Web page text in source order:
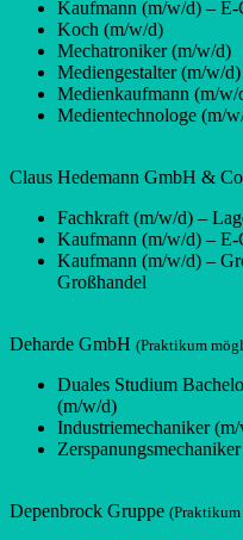
Kaufmann (m/w/d) – E-
Koch (m/w/d)
Mechatroniker (m/w/d)
Mediengestalter (m/w/
Medienkaufmann (m/
Medientechnologe (m/
Claus Hedemann GmbH &
Fachkraft (m/w/d) –
Kaufmann (m/w/d) – E-
Kaufmann (m/w/d) –
Großhandel
Deharde GmbH (Praktikum
Duales Studium
(m/w/d)
Industriemechaniker
Depenbrock Gruppe